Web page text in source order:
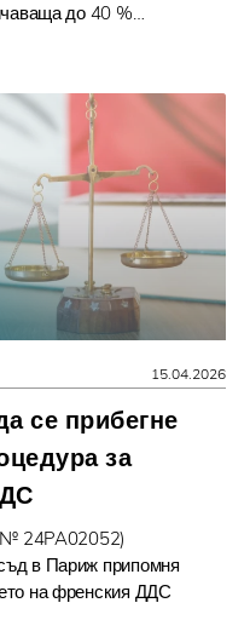
до 40 %…
се прибегне
за
24PA02052)
в Париж припомня
на френския ДДС
15.04.2026